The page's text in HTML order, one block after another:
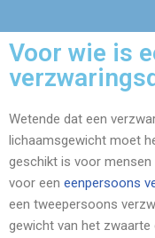
Voor wie is
Wetende dat een
lichaamsgewicht moet
geschikt is voor mensen
voor een eenpersoons
een tweepersoons
gewicht van het zwaarte